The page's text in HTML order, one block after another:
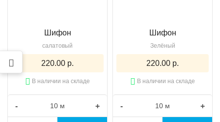
Шифон
салатовый
220.00 р.
В наличии на складе
- +
Шифон
Зелёный
220.00 р.
В наличии на складе
- +